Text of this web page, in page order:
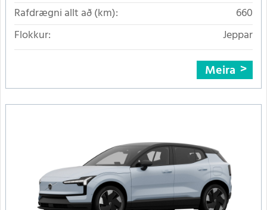
Rafdrægni allt að (km):
660
Flokkur:
Jeppar
Meira